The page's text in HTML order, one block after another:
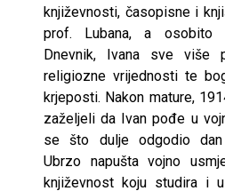
književnosti, časopisne i
prof. Lubana, a osobito
Dnevnik, Ivana sve više
religiozne vrijednosti te
krjeposti. Nakon mature,
zaželjeli da Ivan pođe u
se što dulje odgodio dan
Ubrzo napušta vojno
književnost koju studira i